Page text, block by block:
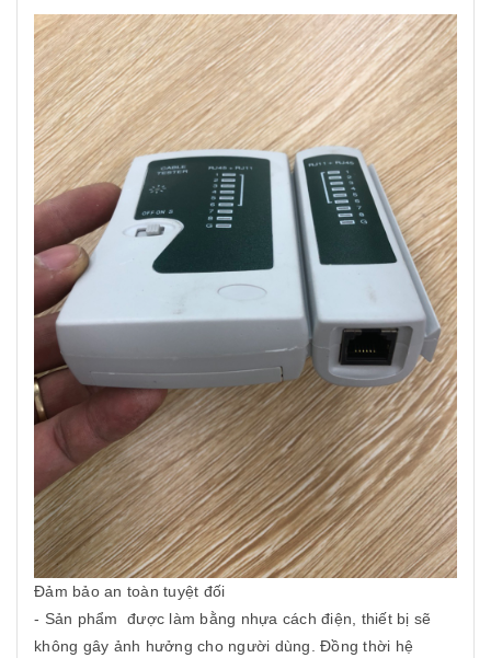
Đảm bảo an toàn tuyệt đối
- Sản phẩm được làm bằng nhựa cách điện, thiết bị sẽ
không gây ảnh hưởng cho người dùng. Đồng thời hệ